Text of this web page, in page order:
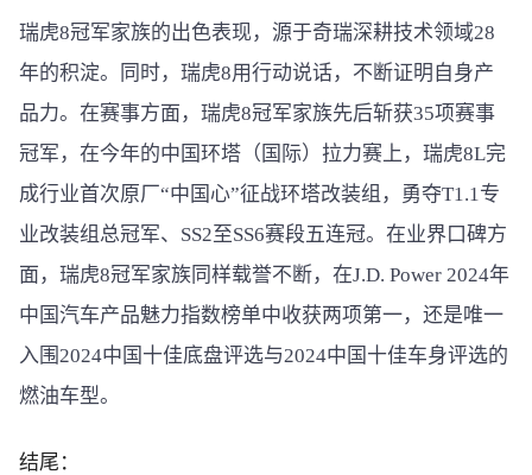
瑞虎8冠军家族的出色表现，源于奇瑞深耕技术领域28
年的积淀。同时，瑞虎8用行动说话，不断证明自身产
品力。在赛事方面，瑞虎8冠军家族先后斩获35项赛事
冠军，在今年的中国环塔（国际）拉力赛上，瑞虎8L完
成行业首次原厂“中国心”征战环塔改装组，勇夺T1.1专
业改装组总冠军、SS2至SS6赛段五连冠。在业界口碑方
面，瑞虎8冠军家族同样载誉不断，在J.D. Power 2024年
中国汽车产品魅力指数榜单中收获两项第一，还是唯一
入围2024中国十佳底盘评选与2024中国十佳车身评选的
燃油车型。
结尾：